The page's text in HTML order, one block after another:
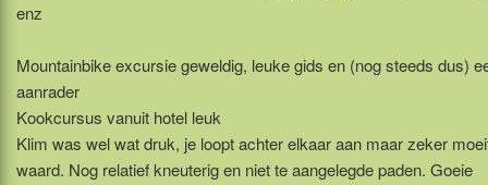
enz
Mountainbike excursie geweldig, leuke gids en (nog steeds dus)
aanrader
Kookcursus vanuit hotel leuk
Klim was wel wat druk, je loopt achter elkaar aan maar zeker
waard. Nog relatief kneuterig en niet te aangelegde paden. Goeie